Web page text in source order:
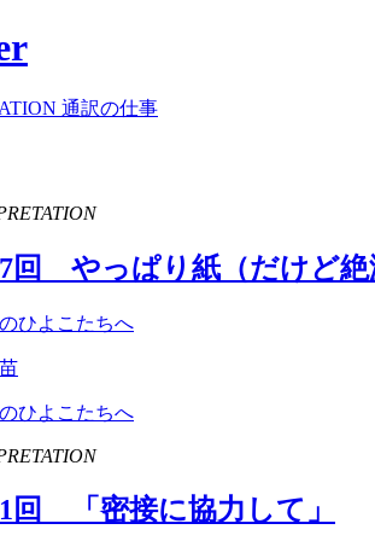
通訳の仕事
回 やっぱり紙（だけど絶
ひよこたちへ
ひよこたちへ
回 「密接に協力して」